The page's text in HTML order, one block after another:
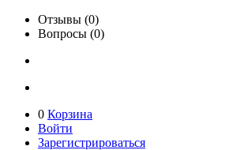
Отзывы (0)
Вопросы (0)
0 Корзина
Войти
Зарегистрироваться